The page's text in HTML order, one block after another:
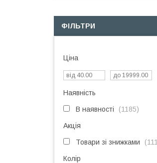
ФІЛЬТРИ
Ціна
Наявність
В наявності 1185
Акція
Товари зі знижками 111
Колір